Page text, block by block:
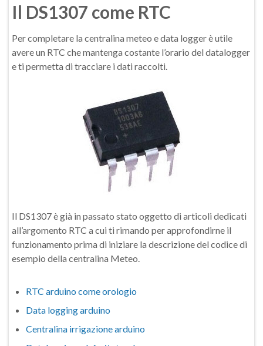
Il DS1307 come RTC
Per completare la centralina meteo e data logger è utile
avere un RTC che mantenga costante l’orario del datalogger
e ti permetta di tracciare i dati raccolti.
Il DS1307 è già in passato stato oggetto di articoli dedicati
all’argomento RTC a cui ti rimando per approfondirne il
funzionamento prima di iniziare la descrizione del codice di
esempio della centralina Meteo.
RTC arduino come orologio
Data logging arduino
Centralina irrigazione arduino